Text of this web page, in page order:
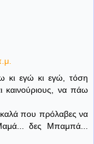
κι εγώ κι εγώ, τόση
καινούριους, να πάω
καλά που πρόλαβες να
δες Μπαμπά...